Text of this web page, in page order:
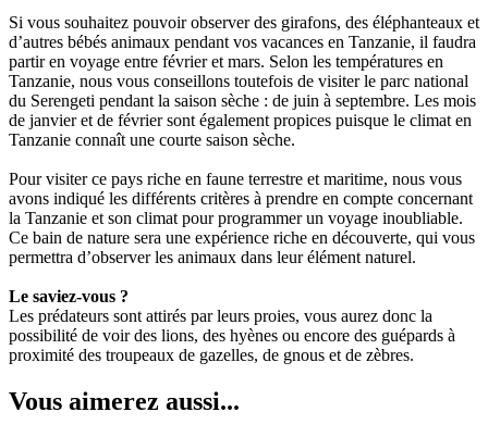
Si vous souhaitez pouvoir observer des girafons, des éléphanteaux et
d’autres bébés animaux pendant vos vacances en Tanzanie, il faudra
partir en voyage entre février et mars. Selon les températures en
Tanzanie, nous vous conseillons toutefois de visiter le parc national
du Serengeti pendant la saison sèche : de juin à septembre. Les mois
de janvier et de février sont également propices puisque le climat en
Tanzanie connaît une courte saison sèche.
Pour visiter ce pays riche en faune terrestre et maritime, nous vous
avons indiqué les différents critères à prendre en compte concernant
la Tanzanie et son climat pour programmer un voyage inoubliable.
Ce bain de nature sera une expérience riche en découverte, qui vous
permettra d’observer les animaux dans leur élément naturel.
Le saviez-vous ?
Les prédateurs sont attirés par leurs proies, vous aurez donc la
possibilité de voir des lions, des hyènes ou encore des guépards à
proximité des troupeaux de gazelles, de gnous et de zèbres.
Vous aimerez aussi...